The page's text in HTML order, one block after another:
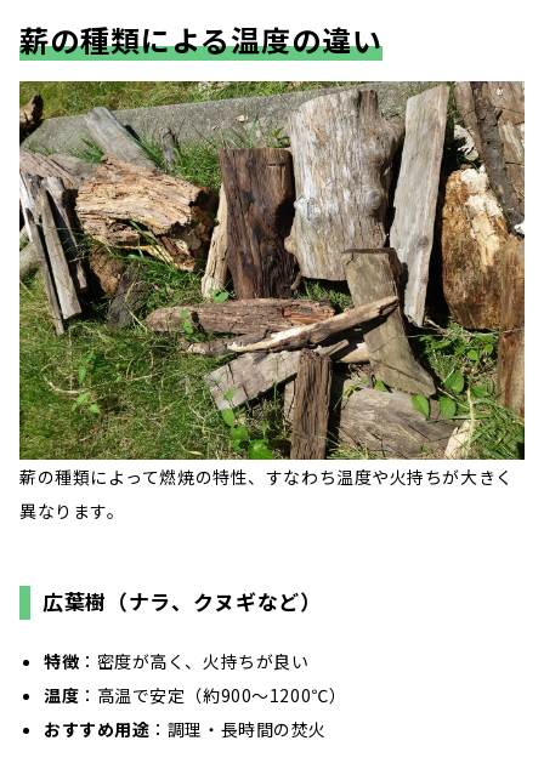
薪の種類による温度の違い
薪の種類によって燃焼の特性、すなわち温度や火持ちが大きく
異なります。
広葉樹（ナラ、クヌギなど）
特徴 ：密度が高く、火持ちが良い
温度 ：高温で安定（約900～1200℃）
おすすめ用途 ：調理・長時間の焚火